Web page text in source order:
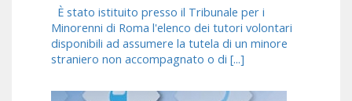
È stato istituito presso il Tribunale per i
Minorenni di Roma l'elenco dei tutori volontari
disponibili ad assumere la tutela di un minore
straniero non accompagnato o di [...]